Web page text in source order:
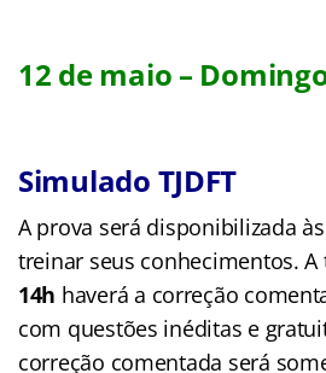
12 de maio –
Simulado TJDFT
A prova será disponibilizada
treinar seus conhecimentos.
14h haverá a correção
com questões inéditas e
correção comentada será